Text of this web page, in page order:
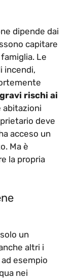
dipende dai
capitare
Le
incendi,
gravi rischi ai
abitazioni
deve
acceso un
Ma è
la propria
un
altri i
esempio
nei